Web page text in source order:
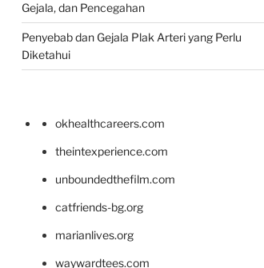
Gejala, dan Pencegahan
Penyebab dan Gejala Plak Arteri yang Perlu
Diketahui
okhealthcareers.com
theintexperience.com
unboundedthefilm.com
catfriends-bg.org
marianlives.org
waywardtees.com